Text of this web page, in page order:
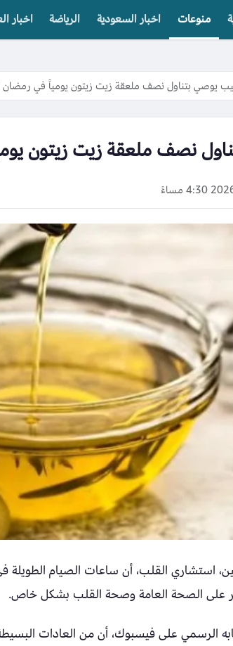
منوعات اخبار السعودية الرياضة اخبار
يوصي بتناول نصف ملعقة زيت زيتون يومياً في رمضان
نصف ملعقة زيت زيتون
استشاري القلب، أن ساعات الصيام
على الصحة العامة وصحة القلب بشكل خاص.
على فيسبوك، أن من العادات البسيطة